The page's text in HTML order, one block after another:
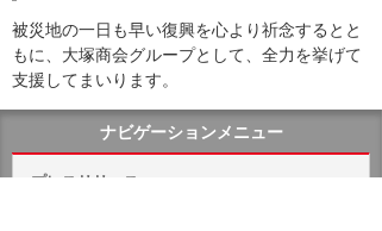
被災地の一日も早い復興を心より祈念するとと
もに、大塚商会グループとして、全力を挙げて
支援してまいります。
ナビゲーションメニュー
プレスリリース